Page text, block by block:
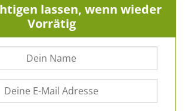
lassen, wenn wieder
Vorrätig